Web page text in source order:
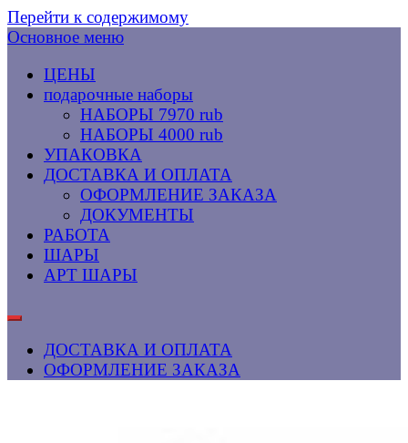
Перейти к содержимому
Основное меню
ЦЕНЫ
подарочные наборы
НАБОРЫ 7970 rub
НАБОРЫ 4000 rub
УПАКОВКА
ДОСТАВКА И ОПЛАТА
ОФОРМЛЕНИЕ ЗАКАЗА
ДОКУМЕНТЫ
РАБОТА
ШАРЫ
АРТ ШАРЫ
ДОСТАВКА И ОПЛАТА
ОФОРМЛЕНИЕ ЗАКАЗА